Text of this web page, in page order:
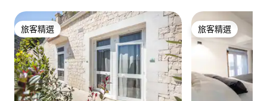
旅客精選
旅客精選 旅客精選
旅客精選